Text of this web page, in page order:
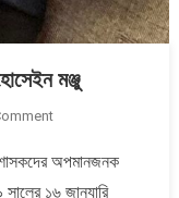
মঞ্জু
On
পলায়ন
ও
অপমানজনক
১৬ জানুযারি